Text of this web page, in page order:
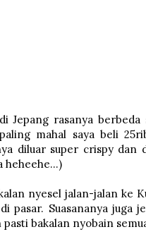
Jepang rasanya
mahal saya beli
diluar super crispy dan
heheehe...)
nyesel jalan-jalan ke
pasar. Suasananya juga
bakalan nyobain